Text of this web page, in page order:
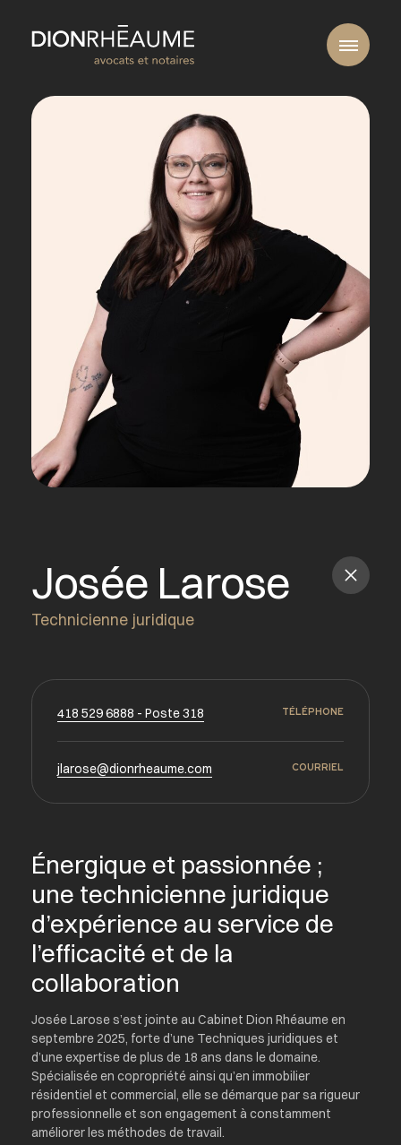
Josée Larose
Technicienne juridique
418 529 6888 - Poste 318 TÉLÉPHONE
jlarose@dionrheaume.com COURRIEL
Énergique et passionnée ;
une technicienne juridique
d’expérience au service de
l’efficacité et de la
collaboration
Josée Larose s’est jointe au Cabinet Dion Rhéaume en
septembre 2025, forte d’une Techniques juridiques et
d’une expertise de plus de 18 ans dans le domaine.
Spécialisée en copropriété ainsi qu’en immobilier
résidentiel et commercial, elle se démarque par sa rigueur
professionnelle et son engagement à constamment
améliorer les méthodes de travail.